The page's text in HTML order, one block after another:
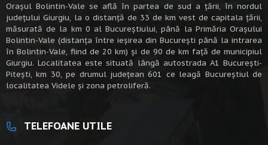
Oraşul Bolintin-Vale se află în partea de sud a ţării, în nordul
judeţului Giurgiu, la o distanţă de 33 de km vest de capitala țării,
măsurată de la km 0 al Bucureștiului, până la Primăria Orașului
Bolintin-Vale (distanța între ieșirea din București până la intrarea
în Bolintin-Vale, fiind de 20 km) şi de 90 de km faţă de municipiul
Giurgiu. Localitatea este situată lângă autostrada A1 Bucureşti-
Piteşti, km 30, pe drumul judeţean 601 ce leagă Bucureştiul de
localitatea Videle şi zona petroliferă.
TELEFOANE UTILE